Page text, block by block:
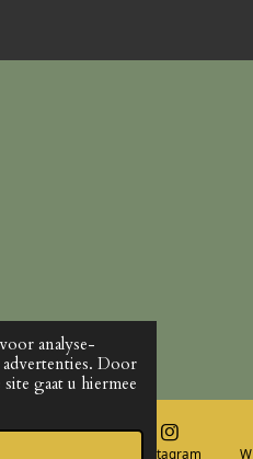
analyse-
Door
gaat u hiermee
Instagram